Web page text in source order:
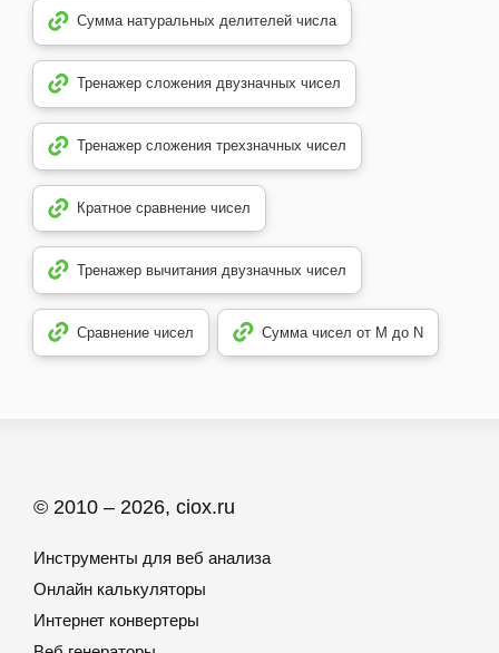
Сумма натуральных делителей числа
Тренажер сложения двузначных чисел
Тренажер сложения трехзначных чисел
Кратное сравнение чисел
Тренажер вычитания двузначных чисел
Сравнение чисел Сумма чисел от M до N
© 2010 – 2026, ciox.ru
Инструменты для веб анализа
Онлайн калькуляторы
Интернет конвертеры